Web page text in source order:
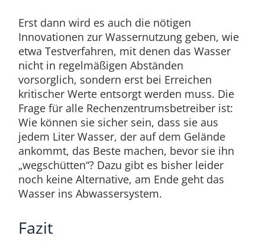
Erst dann wird es auch die nötigen
Innovationen zur Wassernutzung geben, wie
etwa Testverfahren, mit denen das Wasser
nicht in regelmäßigen Abständen
vorsorglich, sondern erst bei Erreichen
kritischer Werte entsorgt werden muss. Die
Frage für alle Rechenzentrumsbetreiber ist:
Wie können sie sicher sein, dass sie aus
jedem Liter Wasser, der auf dem Gelände
ankommt, das Beste machen, bevor sie ihn
„wegschütten“? Dazu gibt es bisher leider
noch keine Alternative, am Ende geht das
Wasser ins Abwassersystem.
Fazit